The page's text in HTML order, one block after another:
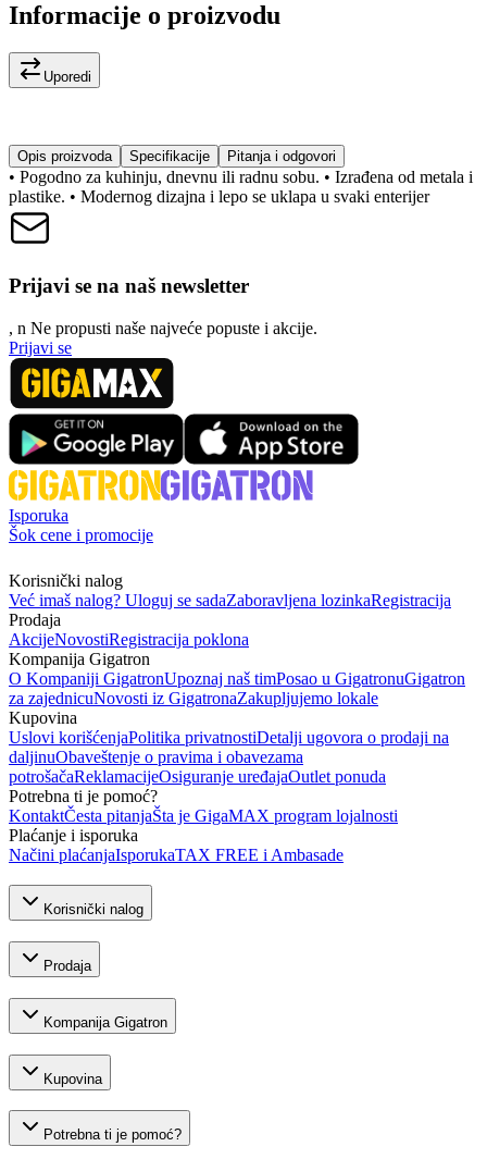
Informacije o proizvodu
Uporedi
Opis proizvoda Specifikacije Pitanja i odgovori
• Pogodno za kuhinju, dnevnu ili radnu sobu. • Izrađena od metala i
plastike. • Modernog dizajna i lepo se uklapa u svaki enterijer
Prijavi se na naš newsletter
, n Ne propusti naše najveće popuste i akcije.
Prijavi se
Isporuka
Šok cene i promocije
Korisnički nalog
Već imaš nalog? Uloguj se sadaZaboravljena lozinkaRegistracija
Prodaja
AkcijeNovostiRegistracija poklona
Kompanija Gigatron
O Kompaniji GigatronUpoznaj naš timPosao u GigatronuGigatron
za zajednicuNovosti iz GigatronaZakupljujemo lokale
Kupovina
Uslovi korišćenjaPolitika privatnostiDetalji ugovora o prodaji na
daljinuObaveštenje o pravima i obavezama
potrošačaReklamacijeOsiguranje uređajaOutlet ponuda
Potrebna ti je pomoć?
KontaktČesta pitanjaŠta je GigaMAX program lojalnosti
Plaćanje i isporuka
Načini plaćanjaIsporukaTAX FREE i Ambasade
Korisnički nalog
Prodaja
Kompanija Gigatron
Kupovina
Potrebna ti je pomoć?